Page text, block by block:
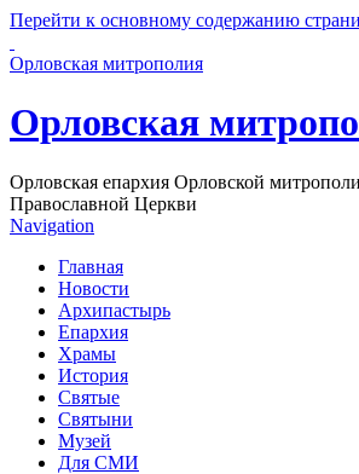
Перейти к основному содержанию
Орловская митрополия
Орловская
Орловская епархия Орловской
Православной Церкви
Navigation
Главная
Новости
Архипастырь
Епархия
Храмы
История
Святые
Святыни
Музей
Для СМИ